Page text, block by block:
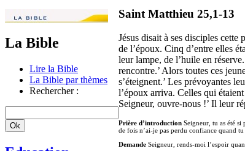
La Bible
Lire la Bible
La Bible par thèmes
Rechercher :
Saint Matthieu 25,1-13
Jésus disait à ses disciples
de l’époux. Cinq d’entre elles
leur lampe, de l’huile en
rencontre.’ Alors toutes ces
s’éteignent.’ Les prévoyantes
l’époux arriva. Celles qui
Seigneur, ouvre-nous !’ Il leur
Prière d’introduction Seigneur, tu as été si
de fois n’ai-je pas perdu confiance quand
Demande Seigneur, rends-moi l’espoir